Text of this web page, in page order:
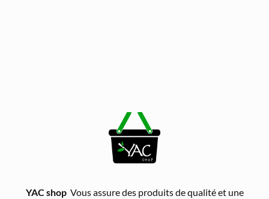
YAC shopVous assure des produits de qualité et une